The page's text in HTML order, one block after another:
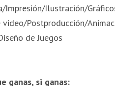
Impresión/Ilustración/
video/Postproducción/
de Juegos
ganas, si ganas: